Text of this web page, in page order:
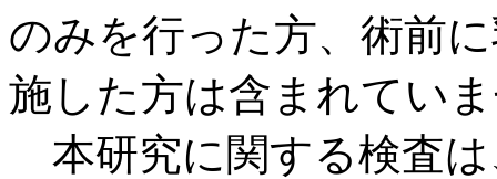
のみを行った方、術前
施した方は含まれてい
本研究に関する検査